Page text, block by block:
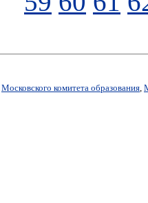
Московского комитета образования,